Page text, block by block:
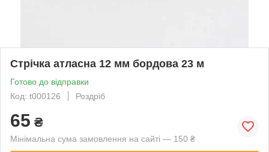
Стрічка атласна 12 мм бордова 23 м
Готово до відправки
Код: t000126
Роздріб
65 ₴
Мінімальна сума замовлення на сайті — 150 ₴